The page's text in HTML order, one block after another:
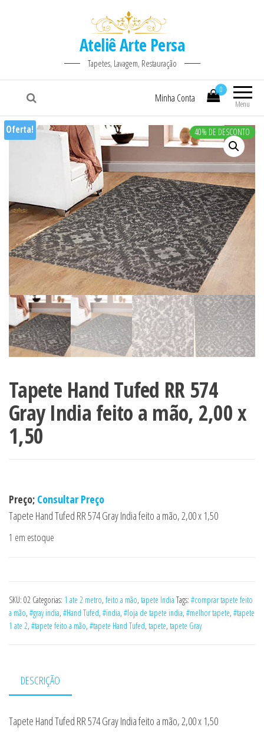
Ateliê Arte Persa
Tapetes, Lavagem, Restauração
Menu
0
Minha Conta
Oferta! 40% DE DESCONTO
Tapete Hand Tufed RR 574
Gray India feito a mão, 2,00 x
1,50
Preço; Consultar Preço
Tapete Hand Tufed RR 574 Gray India feito a mão, 2,00 x 1,50
1 em estoque
SKU: 02 Categorias: 1 ate 2 metro, feito a mão, tapete India Tags: #comprar tapete feito
a mão, #gray india, #Hand Tufed, #india, #loja de tapete india, #melhor tapete, #tapete
1 ate 2, #tapete feito a mão, #tapete Hand Tufed, tapete, tapete Gray
DESCRIÇÃO
Tapete Hand Tufed RR 574 Gray India feito a mão, 2,00 x 1,50